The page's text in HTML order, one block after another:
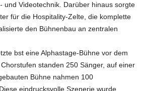
und Videotechnik. Darüber hinaus sorgte
für die Hospitality-Zelte, die komplette
den Bühnenbau an zentralen
bst eine Alphastage-Bühne vor dem
standen 250 Sänger, auf einer
Bühne nahmen 100
eindrucksvolle Szenerie wurde